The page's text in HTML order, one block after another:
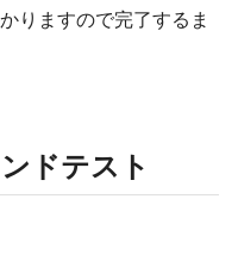
りますので完了するま
ドテスト